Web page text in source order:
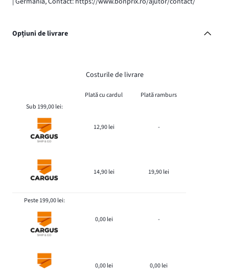
Opțiuni de livrare
Costurile de livrare
Plată cu cardul
Plată ramburs
Sub 199,00 lei:
12,90 lei -
14,90 lei 19,90 lei
Peste 199,00 lei:
0,00 lei -
0,00 lei 0,00 lei